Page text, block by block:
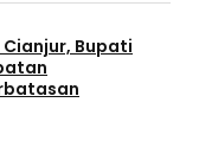
Cianjur, Bupati